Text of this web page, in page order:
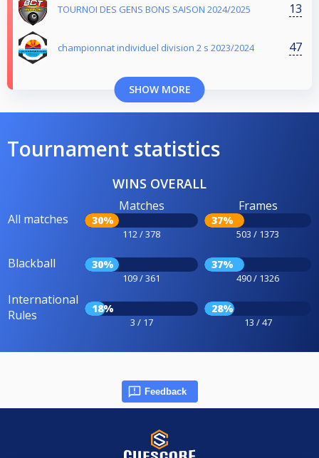
TOURNOI DES GENS BONS SAISON 2024/2025 13
championnat individuel division 2 s 2023/2024 47
SHOW MORE
Tournament statistics
WINS OVERALL
All matches
Matches
30%
112 / 378
Frames
37%
503 / 1373
Blackball 30%
109 / 361
37%
490 / 1326
International
Rules
18%
3 / 17
28%
13 / 47
Feedback